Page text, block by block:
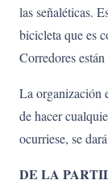
las señaléticas.
bicicleta que es
Corredores
La organización
de hacer
ocurriese, se
DE LA